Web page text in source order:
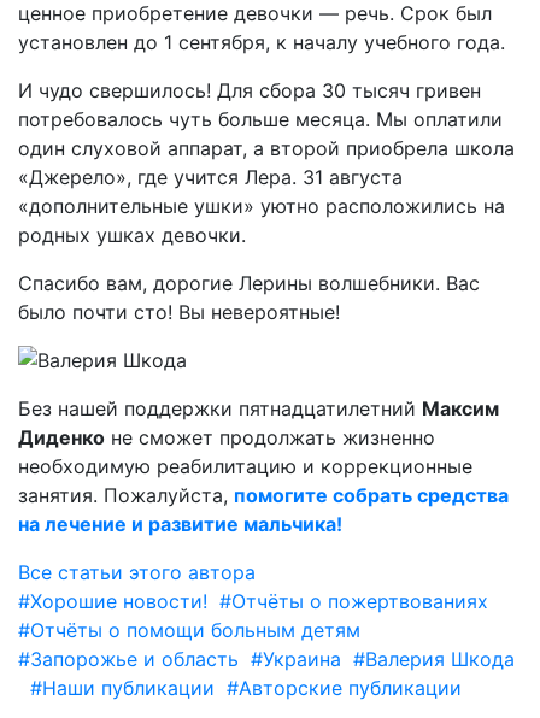
ценное приобретение девочки — речь. Срок был
установлен до 1 сентября, к началу учебного года.
И чудо свершилось! Для сбора 30 тысяч гривен
потребовалось чуть больше месяца. Мы оплатили
один слуховой аппарат, а второй приобрела школа
«Джерело», где учится Лера. 31 августа
«дополнительные ушки» уютно расположились на
родных ушках девочки.
Спасибо вам, дорогие Лерины волшебники. Вас
было почти сто! Вы невероятные!
Без нашей поддержки пятнадцатилетний Максим
Диденко не сможет продолжать жизненно
необходимую реабилитацию и коррекционные
занятия. Пожалуйста, помогите собрать средства
на лечение и развитие мальчика!
Все статьи этого автора
#Хорошие новости! #Отчёты о пожертвованиях
#Отчёты о помощи больным детям
#Запорожье и область #Украина #Валерия Шкода
#Наши публикации #Авторские публикации